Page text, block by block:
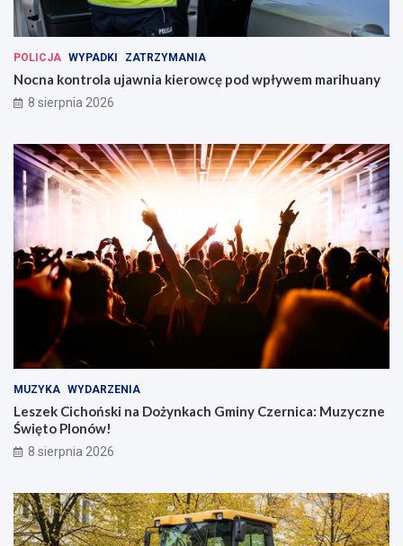
POLICJA WYPADKI ZATRZYMANIA
Nocna kontrola ujawnia kierowcę pod wpływem marihuany
8 sierpnia 2026
MUZYKA WYDARZENIA
Leszek Cichoński na Dożynkach Gminy Czernica: Muzyczne
Święto Plonów!
8 sierpnia 2026